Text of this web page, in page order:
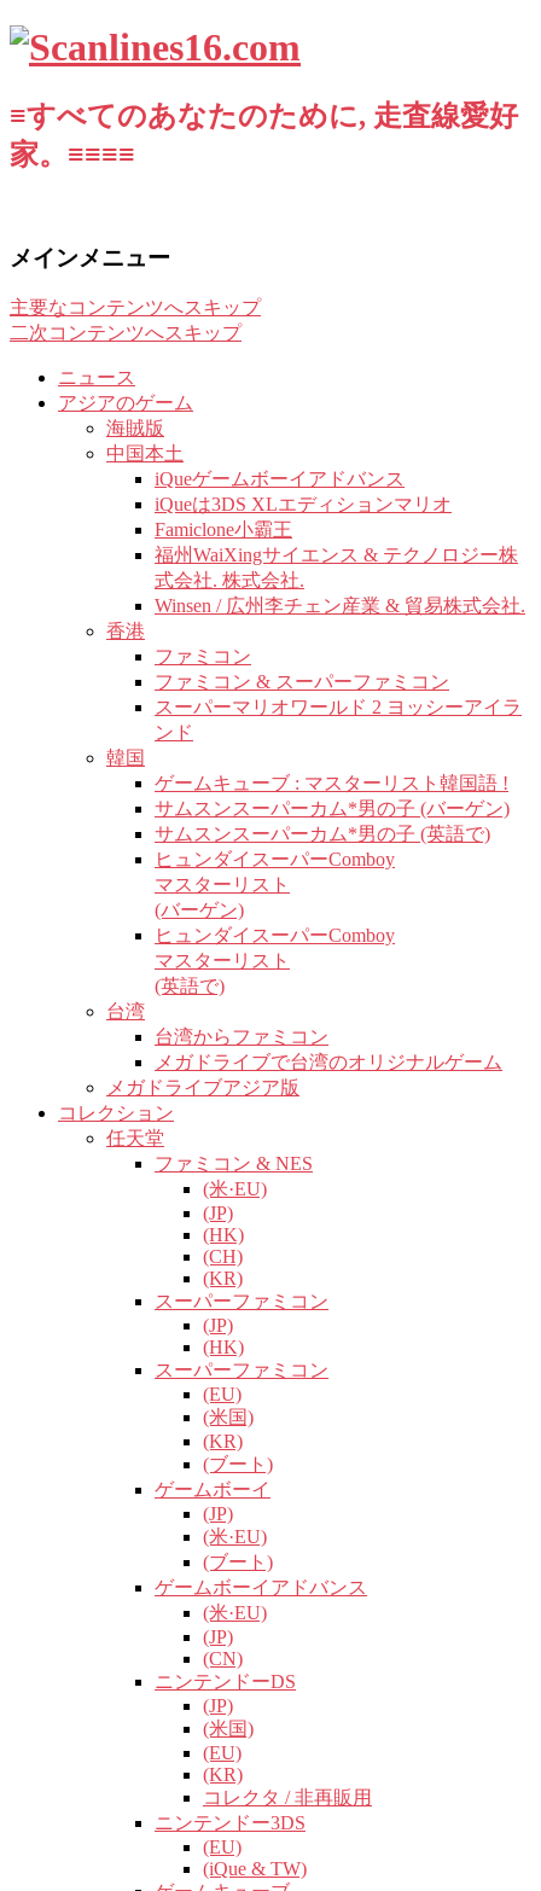
≡すべてのあなたのために, 走査線愛好
家。≡≡≡≡
メインメニュー
主要なコンテンツへスキップ
二次コンテンツへスキップ
ニュース
アジアのゲーム
海賊版
中国本土
iQueゲームボーイアドバンス
iQueは3DS XLエディションマリオ
Famiclone小霸王
福州WaiXingサイエンス & テクノロジー株
式会社. 株式会社.
Winsen / 広州李チェン産業 & 貿易株式会社.
香港
ファミコン
ファミコン & スーパーファミコン
スーパーマリオワールド 2 ヨッシーアイラ
ンド
韓国
ゲームキューブ : マスターリスト韓国語 !
サムスンスーパーカム*男の子 (バーゲン)
サムスンスーパーカム*男の子 (英語で)
ヒュンダイスーパーComboy
マスターリスト
(バーゲン)
ヒュンダイスーパーComboy
マスターリスト
(英語で)
台湾
台湾からファミコン
メガドライブで台湾のオリジナルゲーム
メガドライブアジア版
コレクション
任天堂
ファミコン & NES
(米·EU)
(JP)
(HK)
(CH)
(KR)
スーパーファミコン
(JP)
(HK)
スーパーファミコン
(EU)
(米国)
(KR)
(ブート)
ゲームボーイ
(JP)
(米·EU)
(ブート)
ゲームボーイアドバンス
(米·EU)
(JP)
(CN)
ニンテンドーDS
(JP)
(米国)
(EU)
(KR)
コレクタ / 非再販用
ニンテンドー3DS
(EU)
(iQue & TW)